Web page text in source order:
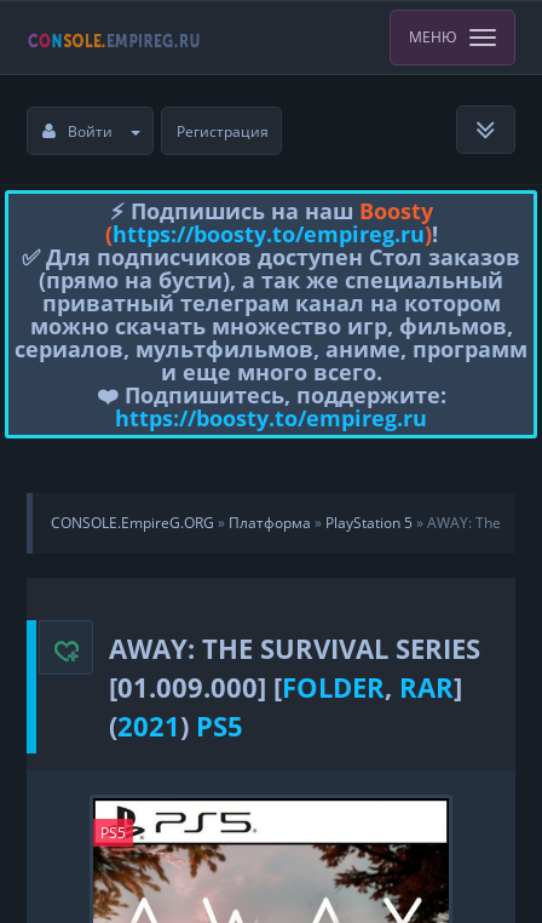
МЕНЮ
Войти Регистрация
⚡️ Подпишись на наш Boosty
(https://boosty.to/empireg.ru)!
✅ Для подписчиков доступен Стол заказов
(прямо на бусти), а так же специальный
приватный телеграм канал на котором
можно скачать множество игр, фильмов,
сериалов, мультфильмов, аниме, программ
и еще много всего.
❤️ Подпишитесь, поддержите:
https://boosty.to/empireg.ru
CONSOLE.EmpireG.ORG » Платформа » PlayStation 5 » AWAY: The
AWAY: THE SURVIVAL SERIES
[01.009.000] [FOLDER, RAR]
(2021) PS5
PS5